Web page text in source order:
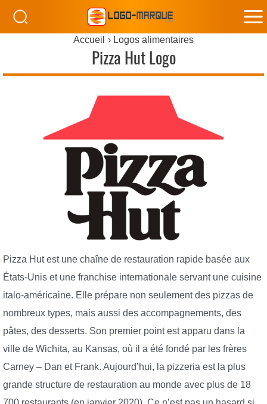
Accueil Logos alimentaires
Pizza Hut Logo
Pizza Hut est une chaîne de restauration rapide basée aux
États-Unis et une franchise internationale servant une cuisine
italo-américaine. Elle prépare non seulement des pizzas de
nombreux types, mais aussi des accompagnements, des
pâtes, des desserts. Son premier point est apparu dans la
ville de Wichita, au Kansas, où il a été fondé par les frères
Carney – Dan et Frank. Aujourd’hui, la pizzeria est la plus
grande structure de restauration au monde avec plus de 18